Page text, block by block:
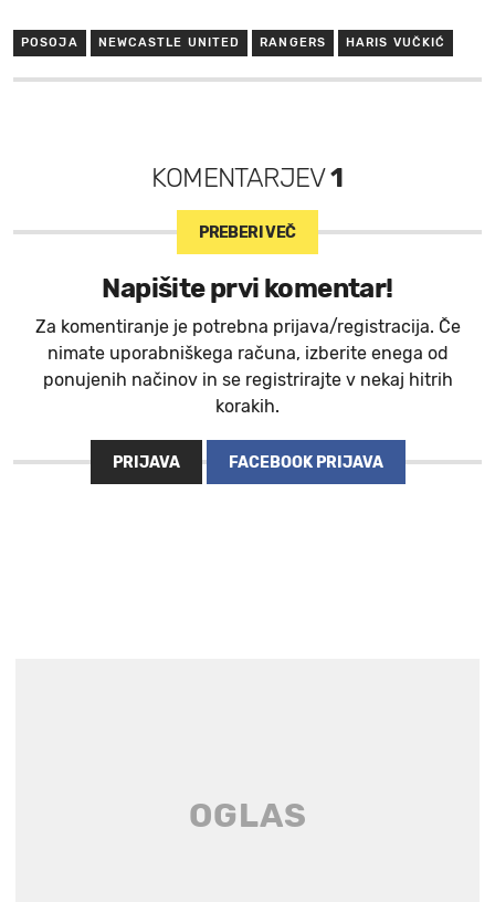
POSOJA NEWCASTLE UNITED RANGERS HARIS VUČKIĆ
KOMENTARJEV1
PREBERI VEČ
Napišite prvi komentar!
Za komentiranje je potrebna prijava/registracija. Če
nimate uporabniškega računa, izberite enega od
ponujenih načinov in se registrirajte v nekaj hitrih
korakih.
PRIJAVA FACEBOOK PRIJAVA